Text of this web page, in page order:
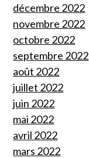
décembre 2022
novembre 2022
octobre 2022
septembre 2022
août 2022
juillet 2022
juin 2022
mai 2022
avril 2022
mars 2022